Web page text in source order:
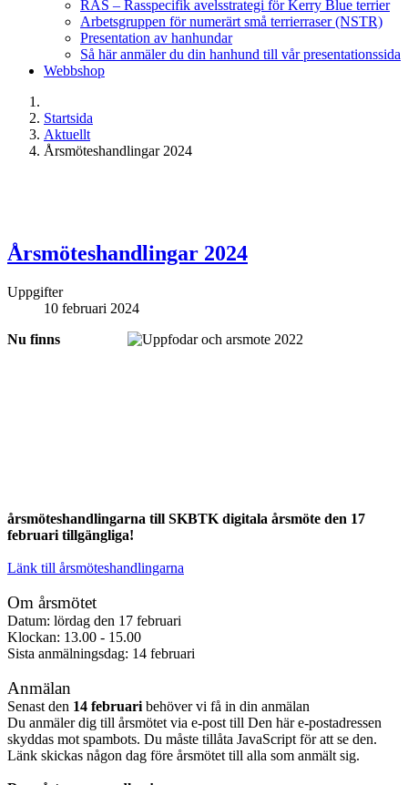
RAS – Rasspecifik avelsstrategi för Kerry Blue terrier
Arbetsgruppen för numerärt små terrierraser (NSTR)
Presentation av hanhundar
Så här anmäler du din hanhund till vår presentationssida
Webbshop
Startsida
Aktuellt
Årsmöteshandlingar 2024
Årsmöteshandlingar 2024
Uppgifter
10 februari 2024
Nu finns
årsmöteshandlingarna till SKBTK digitala årsmöte den 17
februari tillgängliga!
Länk till årsmöteshandlingarna
Om årsmötet
Datum: lördag den 17 februari
Klockan: 13.00 - 15.00
Sista anmälningsdag: 14 februari
Anmälan
Senast den 14 februari behöver vi få in din anmälan
Du anmäler dig till årsmötet via e-post till Den här e-postadressen
skyddas mot spambots. Du måste tillåta JavaScript för att se den.
Länk skickas någon dag före årsmötet till alla som anmält sig.